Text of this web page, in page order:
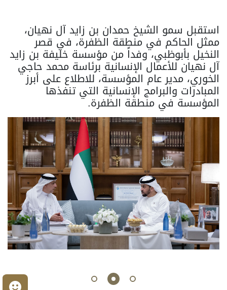
استقبل سمو الشيخ حمدان بن زايد آل نهيان،
ممثل الحاكم في منطقة الظفرة، في قصر
النخيل بأبوظبي، وفداً من مؤسسة خليفة بن زايد
آل نهيان للأعمال الإنسانية برئاسة محمد حاجي
الخوري، مدير عام المؤسسة، للاطلاع على أبرز
المبادرات والبرامج الإنسانية التي تنفذها
المؤسسة في منطقة الظفرة.